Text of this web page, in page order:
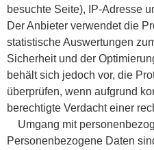
besuchte Seite), IP-Adresse
Der Anbieter verwendet die
statistische Auswertungen
Sicherheit und der
behält sich jedoch vor, die
überprüfen, wenn aufgrund
berechtigte Verdacht einer
Umgang mit
Personenbezogene Daten